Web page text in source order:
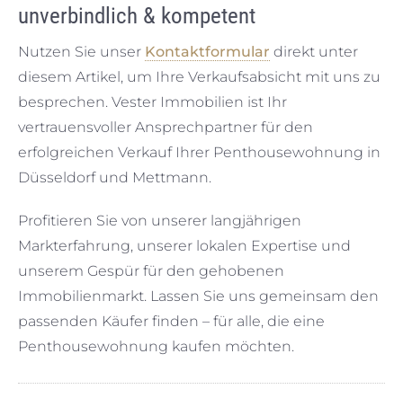
unverbindlich & kompetent
Nutzen Sie unser Kontaktformular direkt unter
diesem Artikel, um Ihre Verkaufsabsicht mit uns zu
besprechen. Vester Immobilien ist Ihr
vertrauensvoller Ansprechpartner für den
erfolgreichen Verkauf Ihrer Penthousewohnung in
Düsseldorf und Mettmann.
Profitieren Sie von unserer langjährigen
Markterfahrung, unserer lokalen Expertise und
unserem Gespür für den gehobenen
Immobilienmarkt. Lassen Sie uns gemeinsam den
passenden Käufer finden – für alle, die eine
Penthousewohnung kaufen möchten.